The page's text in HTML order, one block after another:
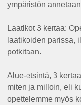
ympäristön
Laatikot 3 kertaa:
laatikoiden parissa,
potkitaan.
Alue-etsintä, 3
miten ja milloin, eli
opettelemme myös